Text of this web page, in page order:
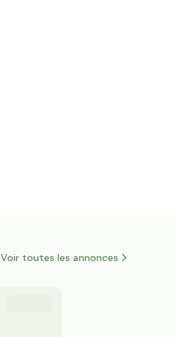
Voir toutes les annonces